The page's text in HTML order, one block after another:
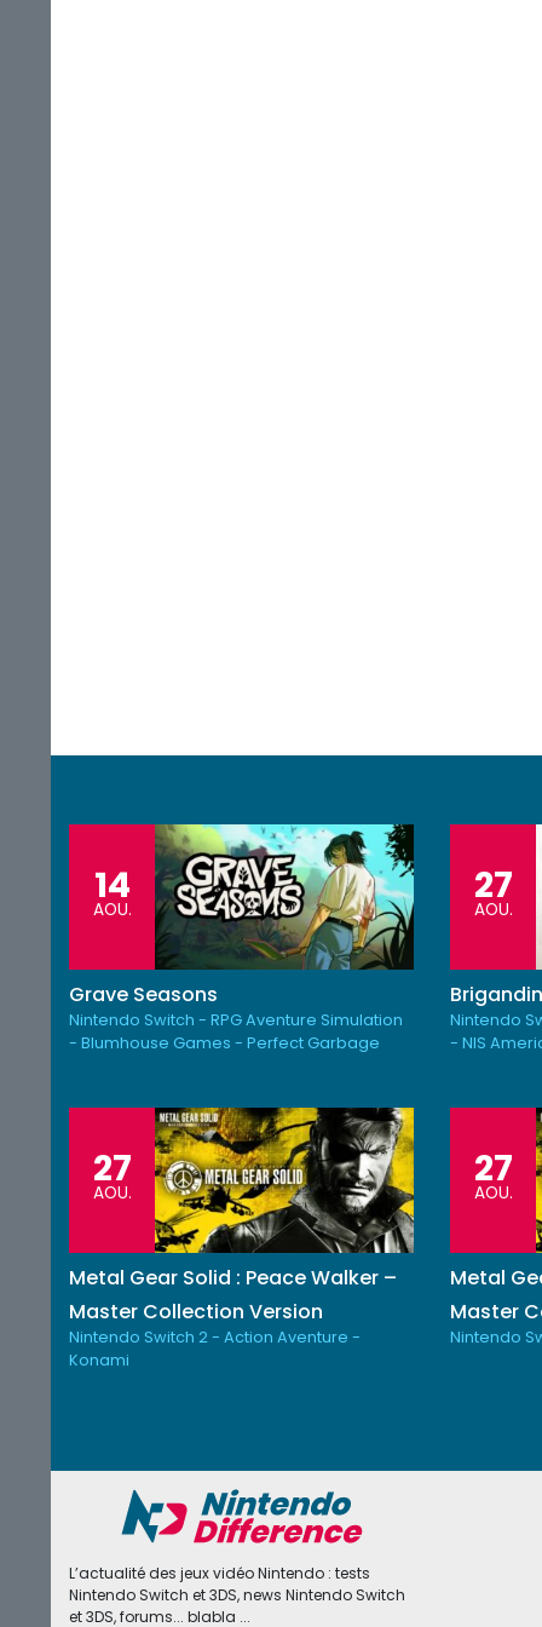
14
AOU.
Grave Seasons
Nintendo Switch - RPG Aventure Simulation
- Blumhouse Games - Perfect Garbage
27
AOU.
Nintendo
- NIS
27
AOU.
Metal Gear Solid : Peace Walker –
Master Collection Version
Nintendo Switch 2 - Action Aventure -
Konami
27
AOU.
Metal
Master
Nintendo
L’actualité des jeux vidéo Nintendo : tests
Nintendo Switch et 3DS, news Nintendo Switch
et 3DS, forums... blabla ...